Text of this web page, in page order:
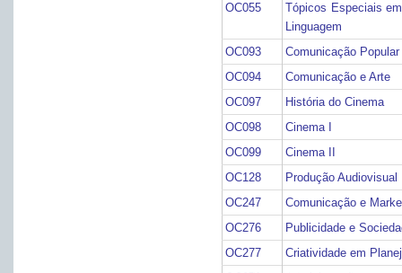
OC055
Tópicos Especiais
Linguagem
OC093
Comunicação
OC094
Comunicação e Arte
OC097
História do Cinema
OC098
Cinema I
OC099
Cinema II
OC128
Produção Audiovisual
OC247
Comunicação e
OC276
Publicidade e
OC277
Criatividade em